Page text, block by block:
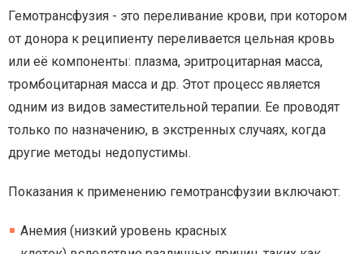
Гемотрансфузия - это переливание крови, при котором
от донора к реципиенту переливается цельная кровь
или её компоненты: плазма, эритроцитарная масса,
тромбоцитарная масса и др. Этот процесс является
одним из видов заместительной терапии. Ее проводят
только по назначению, в экстренных случаях, когда
другие методы недопустимы.
Показания к применению гемотрансфузии включают:
Анемия (низкий уровень красных